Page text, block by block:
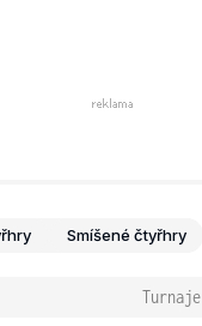
Smíšené čtyřhry
Turnaje